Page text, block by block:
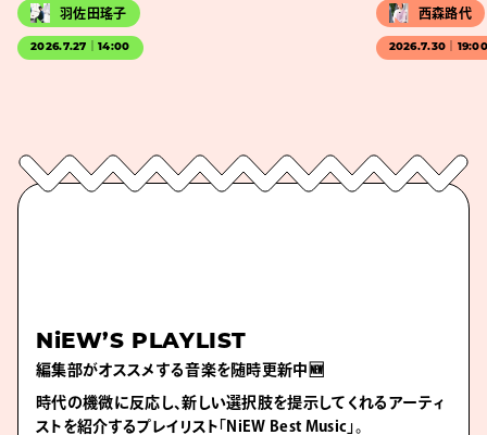
羽佐田瑤子
2026.7.27｜14:00
西森路代
2026.7.30｜
NiEW’S PLAYLIST
編集部がオススメする音楽を随時更新中🆕
時代の機微に反応し、新しい選択肢を提示してくれるアーティ
ストを紹介するプレイリスト「NiEW Best Music」。